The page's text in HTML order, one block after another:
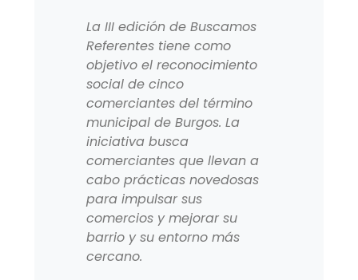
La III edición de Buscamos
Referentes tiene como
objetivo el reconocimiento
social de cinco
comerciantes del término
municipal de Burgos. La
iniciativa busca
comerciantes que llevan a
cabo prácticas novedosas
para impulsar sus
comercios y mejorar su
barrio y su entorno más
cercano.